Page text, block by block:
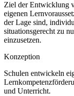
Ziel der Entwicklung
eigenen
der Lage sind,
situationsgerecht zu
einzusetzen.
Konzeption
Schulen entwickeln
und Unterricht.